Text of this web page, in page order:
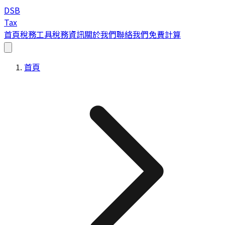
DSB
Tax
首頁稅務工具稅務資訊關於我們聯絡我們免費計算
首頁